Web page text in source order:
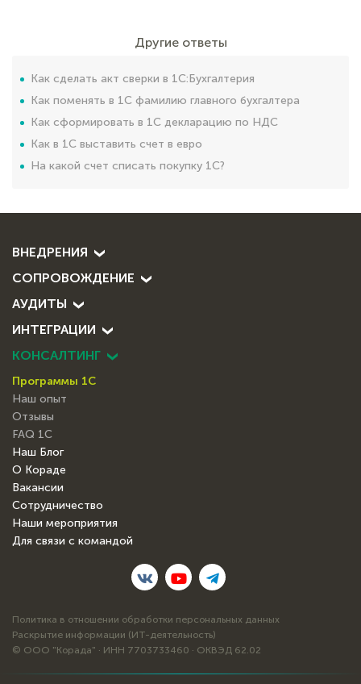
Другие ответы
Как сделать акт сверки в 1С:Бухгалтерия
Как поменять в 1С фамилию главного бухгалтера
Как сформировать в 1С декларацию по НДС
Как в 1С выставить счет в евро
На какой счет списать покупку 1С?
ВНЕДРЕНИЯ
СОПРОВОЖДЕНИЕ
КОНСАЛТИНГ
АУДИТЫ
ИНТЕГРАЦИИ
Программы 1С
Наш опыт
Отзывы
FAQ 1С
Наш Блог
О Кораде
Вакансии
Сотрудничество
Наши мероприятия
Для связи с командой
Политика в отношении обработки персональных данных
Раскрытие информации (ИТ-деятельность)
© ООО "Корада" · ИНН 7703733460 · ОКВЭД 62.02